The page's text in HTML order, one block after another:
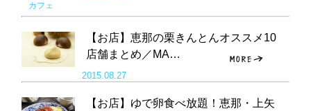
カフェ
【お店】恵那の栗きんとんオススメ10
店舗まとめ／MA…
2015.08.27
【お店】ゆで卵食べ放題！恵那・上矢